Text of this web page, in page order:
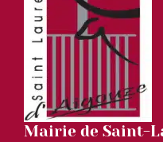
Mairie de Saint-